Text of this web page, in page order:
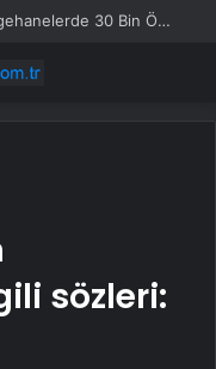
Başkan Altay: “Genç KOMEK ve Bilgehanelerde 30 Bin Öğrencimiz Yaz Aylarını Bizimle Birlikte Geçiriyor”
sözleri: